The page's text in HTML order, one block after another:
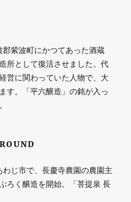
紫波町にかつてあった酒蔵
所として復活させました。代
営に関わっていた人物で、大
す。「平六醸造」の銘が入っ
じ市で、長慶寺農園の農園主
ろく醸造を開始。「菩提泉 長